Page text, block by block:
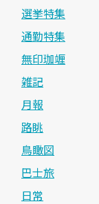
選挙特集
通勤特集
無印珈竰
雑記
月報
路眺
鳥瞰図
巴士旅
日常